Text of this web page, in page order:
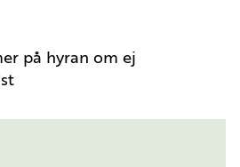
på hyran om ej